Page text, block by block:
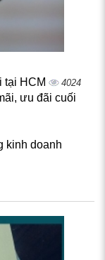
tại HCM 4024
ưu đãi cuối
kinh doanh